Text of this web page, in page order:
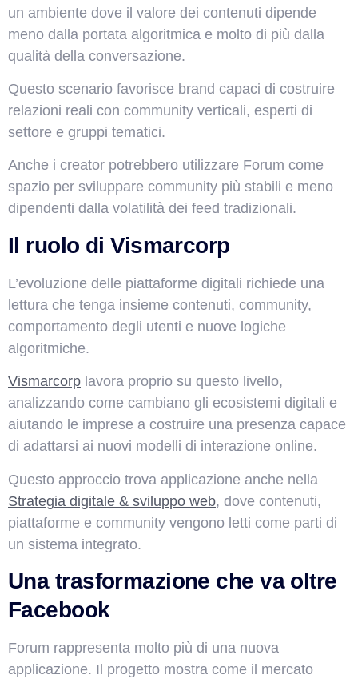
un ambiente dove il valore dei contenuti dipende
meno dalla portata algoritmica e molto di più dalla
qualità della conversazione.
Questo scenario favorisce brand capaci di costruire
relazioni reali con community verticali, esperti di
settore e gruppi tematici.
Anche i creator potrebbero utilizzare Forum come
spazio per sviluppare community più stabili e meno
dipendenti dalla volatilità dei feed tradizionali.
Il ruolo diVismarcorp
L’evoluzione delle piattaforme digitali richiede una
lettura che tenga insieme contenuti, community,
comportamento degli utenti e nuove logiche
algoritmiche.
Vismarcorp lavora proprio su questo livello,
analizzando come cambiano gli ecosistemi digitali e
aiutando le imprese a costruire una presenza capace
di adattarsi ai nuovi modelli di interazione online.
Questo approccio trova applicazione anche nella
Strategia digitale & sviluppo web, dove contenuti,
piattaforme e community vengono letti come parti di
un sistema integrato.
Una trasformazione che va oltre
Facebook
Forum rappresenta molto più di una nuova
applicazione. Il progetto mostra come il mercato